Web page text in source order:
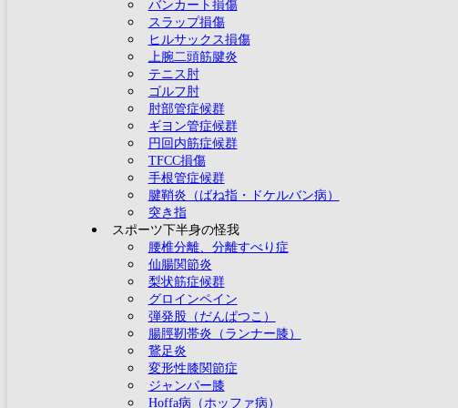
バンカート損傷
スラップ損傷
ヒルサックス損傷
上腕二頭筋腱炎
テニス肘
ゴルフ肘
肘部管症候群
ギヨン管症候群
円回内筋症候群
TFCC損傷
手根管症候群
腱鞘炎（ばね指・ドケルバン病）
突き指
スポーツ下半身の怪我
腰椎分離、分離すべり症
仙腸関節炎
梨状筋症候群
グロインペイン
弾発股（だんぱつこ）
腸脛靭帯炎（ランナー膝）
鵞足炎
変形性膝関節症
ジャンパー膝
Hoffa病（ホッファ病）